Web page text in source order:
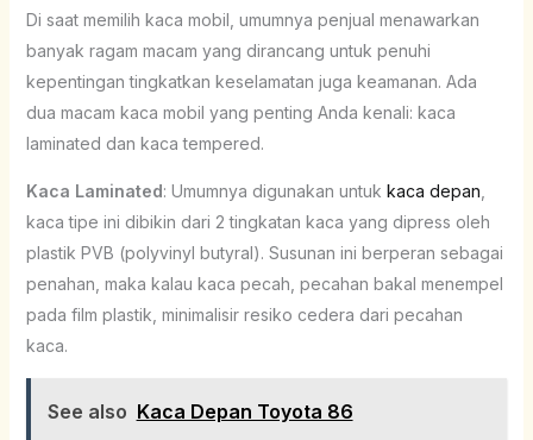
Di saat memilih kaca mobil, umumnya penjual menawarkan
banyak ragam macam yang dirancang untuk penuhi
kepentingan tingkatkan keselamatan juga keamanan. Ada
dua macam kaca mobil yang penting Anda kenali: kaca
laminated dan kaca tempered.
Kaca Laminated: Umumnya digunakan untuk kaca depan
kaca tipe ini dibikin dari 2 tingkatan kaca yang dipress oleh
plastik PVB (polyvinyl butyral). Susunan ini berperan sebagai
penahan, maka kalau kaca pecah, pecahan bakal menempel
pada film plastik, minimalisir resiko cedera dari pecahan
kaca.
See also Kaca Depan Toyota 86